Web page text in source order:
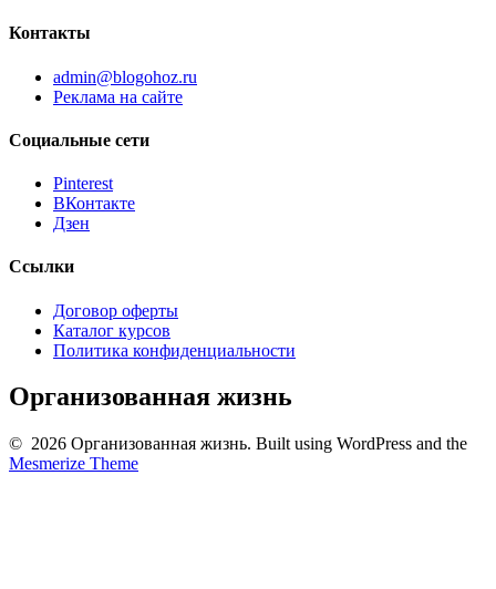
Контакты
admin@blogohoz.ru
Реклама на сайте
Социальные сети
Pinterest
ВКонтакте
Дзен
Ссылки
Договор оферты
Каталог курсов
Политика конфиденциальности
Организованная жизнь
© 2026 Организованная жизнь. Built using WordPress and the
Mesmerize Theme